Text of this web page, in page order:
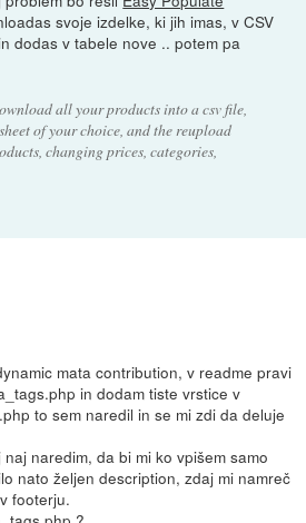
svoje izdelke, ki jih imas, v CSV
dodas v tabele nove .. potem pa
all your products into a csv file,
of your choice, and the reupload
changing prices, categories,
mata contribution, v readme pravi
in dodam tiste vrstice v
to sem naredil in se mi zdi da deluje
naredim, da bi mi ko vpišem samo
nato željen description, zdaj mi namreč
footerju.